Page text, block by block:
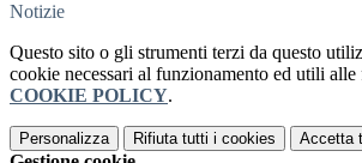
Notizie
Questo sito o gli strumenti terzi da questo
cookie necessari al funzionamento ed utili
COOKIE POLICY.
Personalizza Rifiuta tutti i cookies Accetta